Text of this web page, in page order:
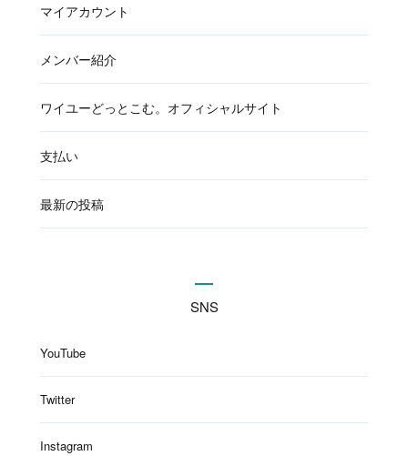
マイアカウント
メンバー紹介
ワイユーどっとこむ。オフィシャルサイト
支払い
最新の投稿
SNS
YouTube
Twitter
Instagram